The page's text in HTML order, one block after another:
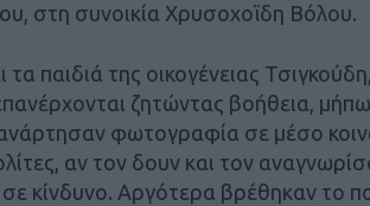
στη συνοικία Χρυσοχοϊδη Βόλου.
τα παιδιά της οικογένειας
ζητώντας βοήθεια,
φωτογραφία σε μέσο
αν τον δουν και τον
σε κίνδυνο. Αργότερα βρέθηκαν το